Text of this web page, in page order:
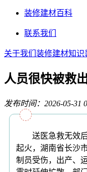
装修建材百科
联系我们
关于我们 装修建材知识
人员很快被救
发布时间：2026-05-31
送医急救无效后
起火，湖南省长沙
制员受伤，出产、